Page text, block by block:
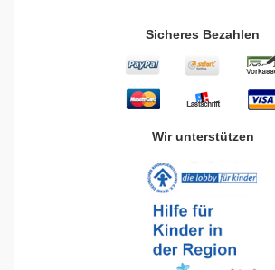
Sicheres Bezahlen
Wir unterstützen